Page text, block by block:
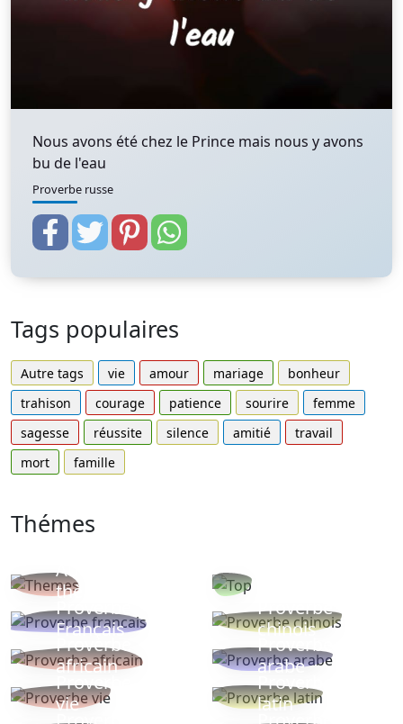
Nous avons été chez le Prince mais nous y avons
bu de l'eau
Proverbe russe
Tags populaires
Autre tags vie amour mariage
bonheur
trahison
courage patience sourire
femme
sagesse
réussite silence amitié
travail
mort
famille
Thémes
Autres
thèmes
Proverbe
Français
Proverbe
chinois
Proverbe
africain
Proverbe
arabe
Proverbe
vie
Proverbe
latin